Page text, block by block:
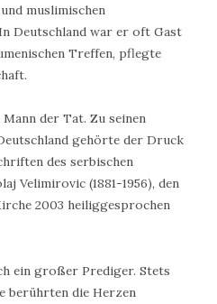
muslimischen
Deutschland war er oft Gast
Treffen, pflegte
der Tat. Zu seinen
gehörte der Druck
des serbischen
Velimirovic (1881-1956), den
2003 heiliggesprochen
ein großer Prediger. Stets
berührten die Herzen